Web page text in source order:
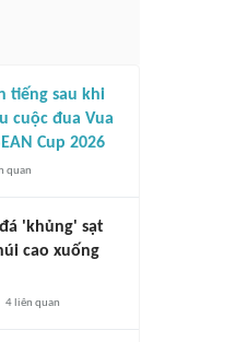
tiếng sau khi
cuộc đua Vua
Cup 2026
quan
đá 'khủng' sạt
cao xuống
4liên quan